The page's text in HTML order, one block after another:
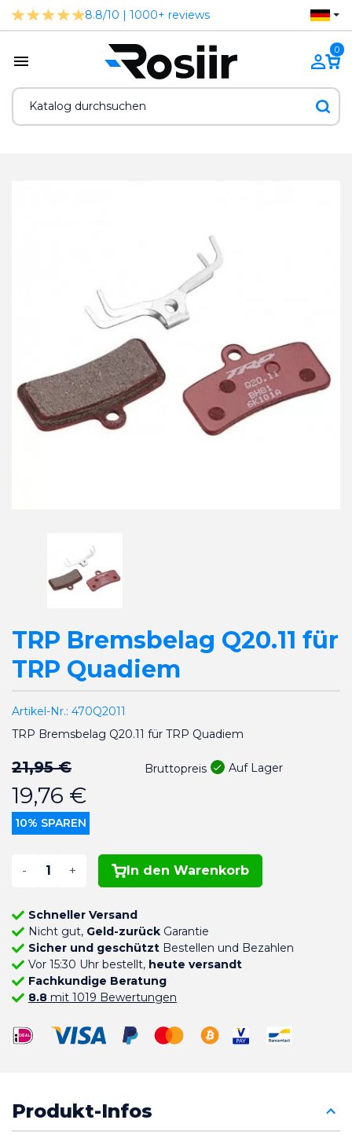
8.8/10 | 1000+ reviews
0
TRP Bremsbelag Q20.11 für
TRP Quadiem
Artikel-Nr.: 470Q2011
TRP Bremsbelag Q20.11 für TRP Quadiem
21,95 €
19,76 €
10% SPAREN
Bruttopreis Auf Lager
- + In den Warenkorb
Schneller Versand
Nicht gut, Geld-zurückGarantie
Sicher und geschütztBestellen und Bezahlen
Vor 15:30 Uhr bestellt, heute versandt
Fachkundige Beratung
8.8mit 1019 Bewertungen
Produkt-Infos